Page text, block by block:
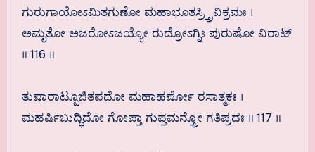
ಗುರುಗಾಯೋಽಮಿತಗುಣೋ ಮಹಾಭೂತಸ್ರ್ತ್ರಿವಿಕ್ರಮಃ ।
ಅಮೃತೋ ಅಜರೋಽಜಯ್ಯೋ ರುದ್ರೋಽಗ್ನಿಃ ಪುರುಷೋ ವಿರಾಟ್
॥ 116 ॥
ತುಷಾರಾಟ್ಪೂಜಿತಪದೋ ಮಹಾಹರ್ಷೋ ರಸಾತ್ಮಕಃ ।
ಮಹರ್ಷಿಬುದ್ಧಿದೋ ಗೋಪ್ತಾ ಗುಪ್ತಮನ್ತ್ರೋ ಗತಿಪ್ರದಃ ॥ 117 ॥